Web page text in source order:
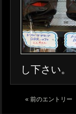
し下さい。
« 前のエントリー